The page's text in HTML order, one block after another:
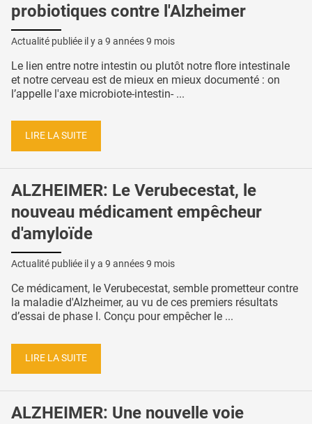
probiotiques contre l'Alzheimer
Actualité publiée il y a 9 années 9 mois
Le lien entre notre intestin ou plutôt notre flore intestinale
et notre cerveau est de mieux en mieux documenté : on
l’appelle l'axe microbiote-intestin- ...
LIRE LA SUITE
ALZHEIMER: Le Verubecestat, le
nouveau médicament empêcheur
d'amyloïde
Actualité publiée il y a 9 années 9 mois
Ce médicament, le Verubecestat, semble prometteur contre
la maladie d'Alzheimer, au vu de ces premiers résultats
d’essai de phase I. Conçu pour empêcher le ...
LIRE LA SUITE
ALZHEIMER: Une nouvelle voie